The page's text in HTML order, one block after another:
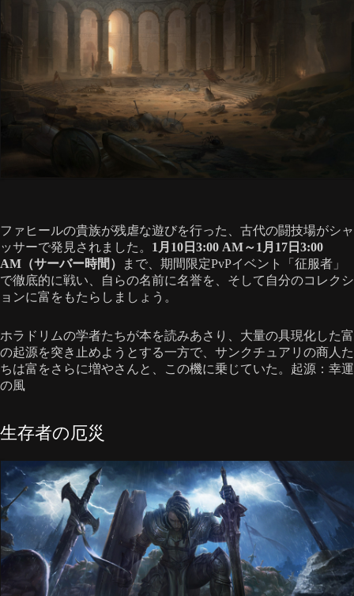
ファヒールの貴族が残虐な遊びを行った、古代の闘技場がシャ
ッサーで発見されました。 1月10日3:00 AM～1月17日3:00
AM（サーバー時間）
まで、期間限定PvPイベント「征服者」
で徹底的に戦い、自らの名前に名誉を、そして自分のコレクシ
ョンに富をもたらしましょう。
ホラドリムの学者たちが本を読みあさり、大量の具現化した富
の起源を突き止めようとする一方で、サンクチュアリの商人た
ちは富をさらに増やさんと、この機に乗じていた。起源：幸運
の風
生存者の厄災